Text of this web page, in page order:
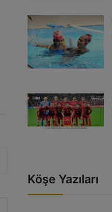
Köşe Yazıları